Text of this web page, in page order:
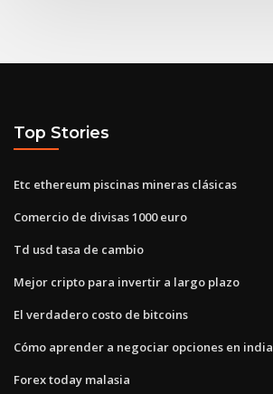
Top Stories
Etc ethereum piscinas mineras clásicas
Comercio de divisas 1000 euro
Td usd tasa de cambio
Mejor cripto para invertir a largo plazo
El verdadero costo de bitcoins
Cómo aprender a negociar opciones en india
Forex today malasia